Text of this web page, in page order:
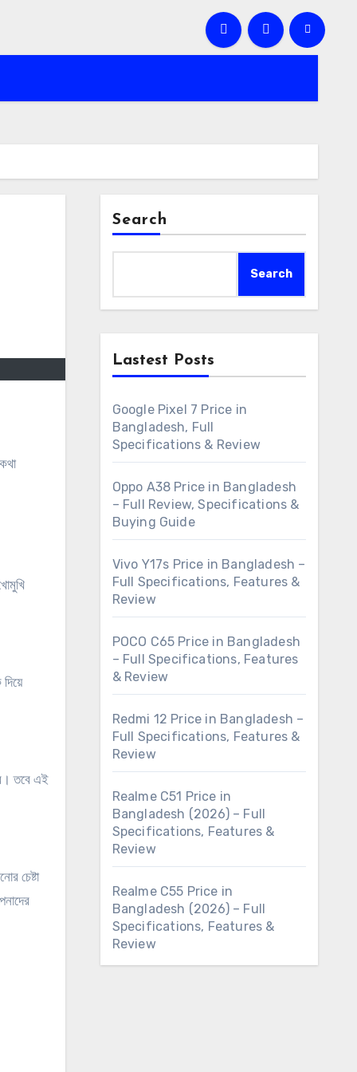
তবে এই
চেষ্টা
Search
Search
Lastest Posts
Google Pixel 7 Price in
Bangladesh, Full
Specifications & Review
Oppo A38 Price in Bangladesh
– Full Review, Specifications &
Buying Guide
Vivo Y17s Price in Bangladesh –
Full Specifications, Features &
Review
POCO C65 Price in Bangladesh
– Full Specifications, Features
& Review
Redmi 12 Price in Bangladesh –
Full Specifications, Features &
Review
Realme C51 Price in
Bangladesh (2026) – Full
Specifications, Features &
Review
Realme C55 Price in
Bangladesh (2026) – Full
Specifications, Features &
Review